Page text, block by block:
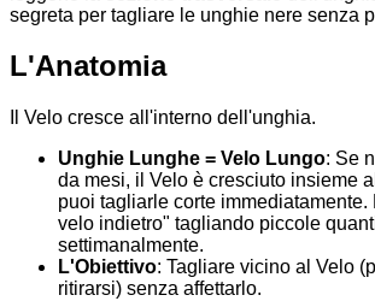
segreta per tagliare le unghie nere senza
L'Anatomia
Il Velo cresce all'interno dell'unghia.
Unghie Lunghe = Velo Lungo: Se
da mesi, il Velo è cresciuto insieme
puoi tagliarle corte immediatamente.
velo indietro" tagliando piccole
settimanalmente.
L'Obiettivo: Tagliare vicino al Velo
ritirarsi) senza affettarlo.